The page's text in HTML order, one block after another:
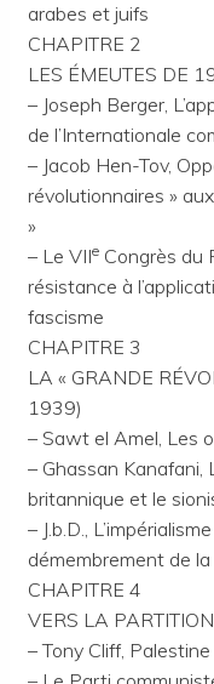
arabes et juifs
CHAPITRE 2
LES ÉMEUTES DE
– Joseph Berger,
de l’Internationale
– Jacob Hen-Tov,
révolutionnaires »
»
– Le VIIe Congrès du
résistance à
fascisme
CHAPITRE 3
LA « GRANDE
1939)
– Sawt el Amel, Les
– Ghassan Kanafani,
britannique et le
– J.b.D.,
démembrement de
CHAPITRE 4
VERS LA
– Tony Cliff,